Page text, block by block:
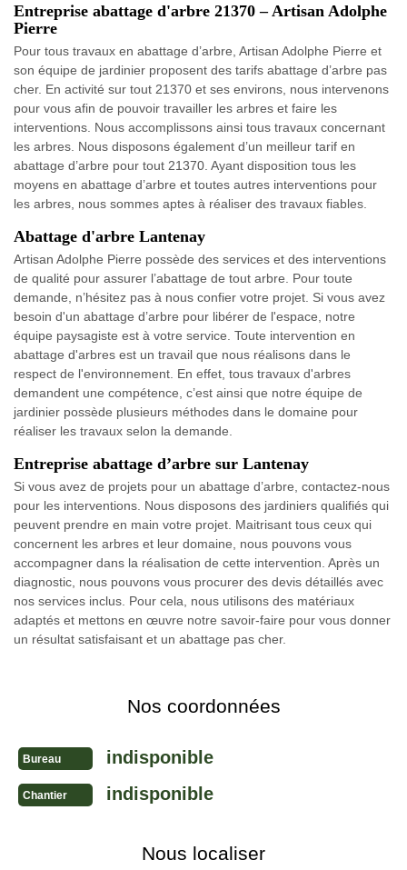
Entreprise abattage d'arbre 21370 – Artisan Adolphe
Pierre
Pour tous travaux en abattage d’arbre, Artisan Adolphe Pierre et
son équipe de jardinier proposent des tarifs abattage d’arbre pas
cher. En activité sur tout 21370 et ses environs, nous intervenons
pour vous afin de pouvoir travailler les arbres et faire les
interventions. Nous accomplissons ainsi tous travaux concernant
les arbres. Nous disposons également d’un meilleur tarif en
abattage d’arbre pour tout 21370. Ayant disposition tous les
moyens en abattage d’arbre et toutes autres interventions pour
les arbres, nous sommes aptes à réaliser des travaux fiables.
Abattage d'arbre Lantenay
Artisan Adolphe Pierre possède des services et des interventions
de qualité pour assurer l’abattage de tout arbre. Pour toute
demande, n’hésitez pas à nous confier votre projet. Si vous avez
besoin d'un abattage d’arbre pour libérer de l'espace, notre
équipe paysagiste est à votre service. Toute intervention en
abattage d'arbres est un travail que nous réalisons dans le
respect de l'environnement. En effet, tous travaux d'arbres
demandent une compétence, c’est ainsi que notre équipe de
jardinier possède plusieurs méthodes dans le domaine pour
réaliser les travaux selon la demande.
Entreprise abattage d’arbre sur Lantenay
Si vous avez de projets pour un abattage d’arbre, contactez-nous
pour les interventions. Nous disposons des jardiniers qualifiés qui
peuvent prendre en main votre projet. Maitrisant tous ceux qui
concernent les arbres et leur domaine, nous pouvons vous
accompagner dans la réalisation de cette intervention. Après un
diagnostic, nous pouvons vous procurer des devis détaillés avec
nos services inclus. Pour cela, nous utilisons des matériaux
adaptés et mettons en œuvre notre savoir-faire pour vous donner
un résultat satisfaisant et un abattage pas cher.
Nos coordonnées
Bureau indisponible
Chantier indisponible
Nous localiser